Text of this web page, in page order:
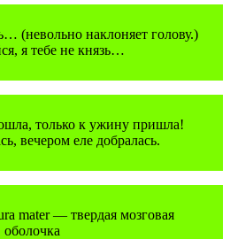
(невольно наклоняет голову.)
я тебе не князь…
только к ужину пришла!
вечером еле добралась.
mater — твердая мозговая
оболочка